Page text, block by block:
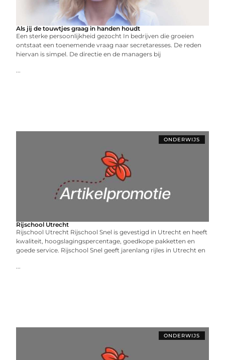
Als jij de touwtjes graag in handen houdt
Een sterke persoonlijkheid gezocht In bedrijven die groeien
ontstaat een toenemende vraag naar secretaresses. De reden
hiervan is simpel. De directie en de managers bij
...
ONDERWIJS
Rijschool Utrecht
Rijschool Utrecht Rijschool Snel is gevestigd in Utrecht en heeft
kwaliteit, hoogslagingspercentage, goedkope pakketten en
goede service. Rijschool Snel geeft jarenlang rijles in Utrecht en
...
ONDERWIJS